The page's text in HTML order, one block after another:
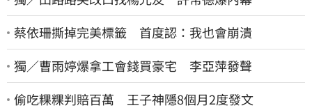
蔡依珊撕掉完美標籤 首度認：我也會崩潰
獨／曹雨婷爆拿工會錢買豪宅 李亞萍發聲
偷吃粿粿判賠百萬 王子神隱8個月2度發文